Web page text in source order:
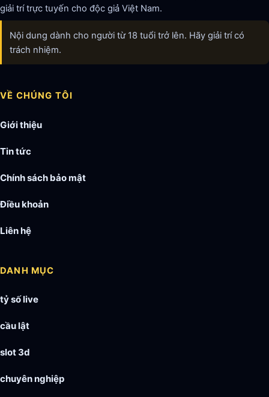
giải trí trực tuyến cho độc giả Việt Nam.
Nội dung dành cho người từ 18 tuổi trở lên. Hãy giải trí có
trách nhiệm.
VỀ CHÚNG TÔI
Giới thiệu
Tin tức
Chính sách bảo mật
Điều khoản
Liên hệ
DANH MỤC
tỷ số live
cầu lật
slot 3d
chuyên nghiệp